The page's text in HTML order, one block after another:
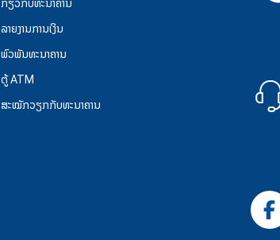
ກ່ຽວກັບທະນາຄານ
ລາຍງານການເງິນ
ພົວພັນທະນາຄານ
ຕູ້ ATM
ສະໝັກວຽກກັບທະນາຄານ